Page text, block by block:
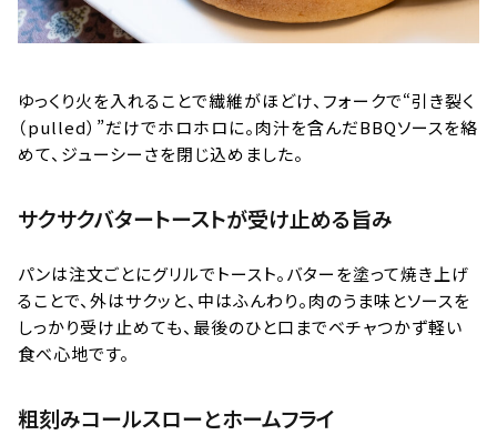
ゆっくり火を入れることで繊維がほどけ、フォークで“引き裂く
（pulled）”だけでホロホロに。肉汁を含んだBBQソースを絡
めて、ジューシーさを閉じ込めました。
サクサクバタートーストが受け止める旨み
パンは注文ごとにグリルでトースト。バターを塗って焼き上げ
ることで、外はサクッと、中はふんわり。肉のうま味とソースを
しっかり受け止めても、最後のひと口までベチャつかず軽い
食べ心地です。
粗刻みコールスローとホームフライ